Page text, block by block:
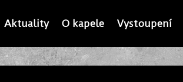
Aktuality O kapele Vystoupení